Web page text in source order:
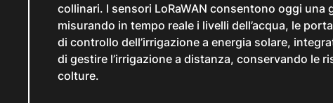
collinari. I sensori LoRaWAN consentono oggi
misurando in tempo reale i livelli dell’acqua, le
di controllo dell’irrigazione a energia solare,
di gestire l’irrigazione a distanza, conservando le
colture.